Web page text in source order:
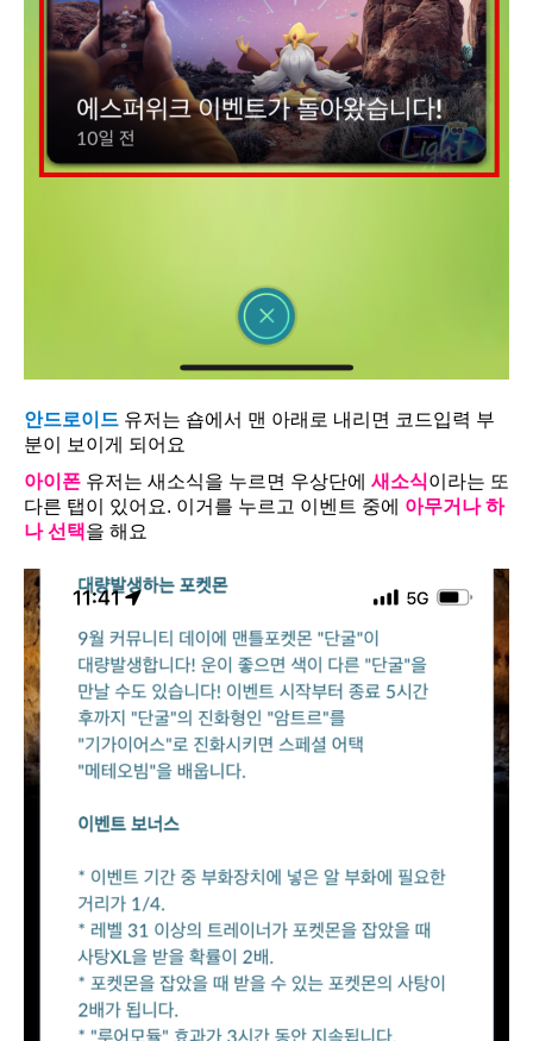
안드로이드 유저는 숍에서 맨 아래로 내리면 코드입력 부
분이 보이게 되어요
아이폰 유저는 새소식을 누르면 우상단에 새소식이라는 또
다른 탭이 있어요. 이거를 누르고 이벤트 중에 아무거나 하
나 선택을 해요